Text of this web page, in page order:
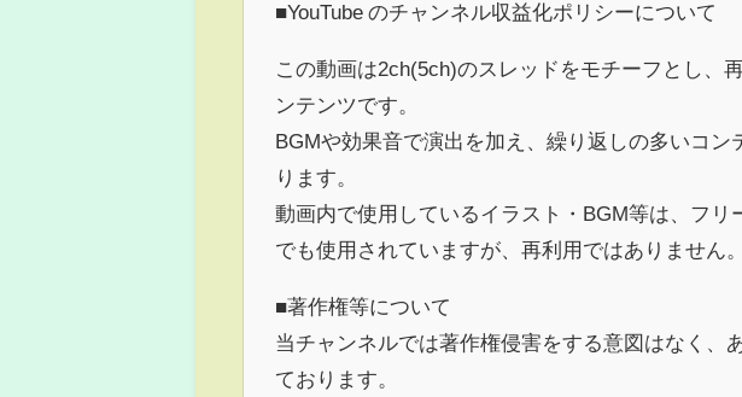
■YouTube のチャンネル収益化ポリシーについて
この動画は2ch(5ch)のスレッドをモチーフとし、
ンテンツです。
BGMや効果音で演出を加え、繰り返しの多いコ
ります。
動画内で使用しているイラスト・BGM等は、フ
でも使用されていますが、再利用ではありません。
■著作権等について
当チャンネルでは著作権侵害をする意図はなく、
ております。